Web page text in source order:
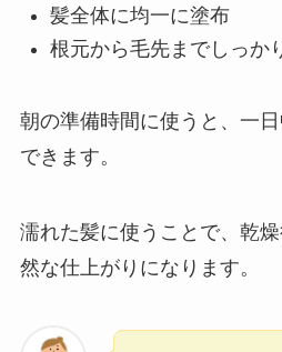
髪全体に均一に塗布
根元から毛先までしっか
朝の準備時間に使うと、一
できます。
濡れた髪に使うことで、乾
然な仕上がりになります。